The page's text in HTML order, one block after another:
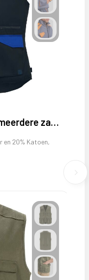
Armada werkvest met meerdere zakken
en 20% Katoen,